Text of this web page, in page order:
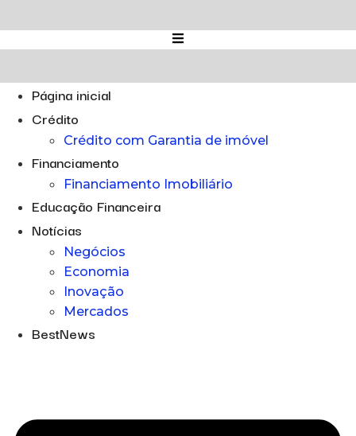
para
o
Página inicial
Crédito
Crédito com Garantia de imóvel
Financiamento
Financiamento Imobiliário
Educação Financeira
Notícias
Negócios
Economia
Inovação
Mercados
BestNews